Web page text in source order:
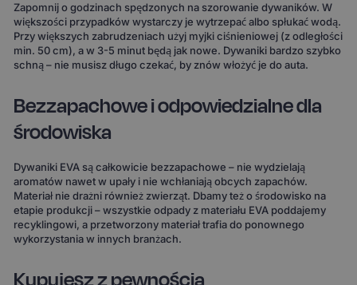
Zapomnij o godzinach spędzonych na szorowanie dywaników. W
większości przypadków wystarczy je wytrzepać albo spłukać wodą.
Przy większych zabrudzeniach użyj myjki ciśnieniowej (z odległości
min. 50 cm), a w 3-5 minut będą jak nowe. Dywaniki bardzo szybko
schną – nie musisz długo czekać, by znów włożyć je do auta.
Bezzapachowe i odpowiedzialne dla
środowiska
Dywaniki EVA są całkowicie bezzapachowe – nie wydzielają
aromatów nawet w upały i nie wchłaniają obcych zapachów.
Materiał nie drażni również zwierząt. Dbamy też o środowisko na
etapie produkcji – wszystkie odpady z materiału EVA poddajemy
recyklingowi, a przetworzony materiał trafia do ponownego
wykorzystania w innych branżach.